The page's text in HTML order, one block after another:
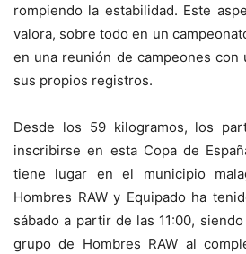
rompiendo la estabilidad. Este
valora, sobre todo en un
en una reunión de campeones
sus propios registros.
Desde los 59 kilogramos, los
inscribirse en esta Copa de
tiene lugar en el municipio
Hombres RAW y Equipado ha
sábado a partir de las 11:00,
grupo de Hombres RAW al